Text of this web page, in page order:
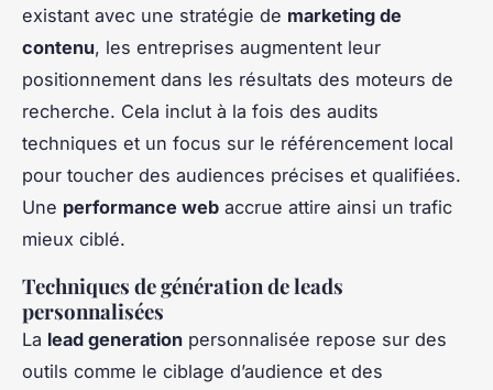
existant avec une stratégie de marketing de
contenu, les entreprises augmentent leur
positionnement dans les résultats des moteurs de
recherche. Cela inclut à la fois des audits
techniques et un focus sur le référencement local
pour toucher des audiences précises et qualifiées.
Une performance web accrue attire ainsi un trafic
mieux ciblé.
Techniques de génération de leads
personnalisées
La lead generation personnalisée repose sur des
outils comme le ciblage d’audience et des